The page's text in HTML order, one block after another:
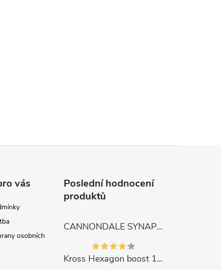
vás
osobních
Poslední hodnocení
produktů
CANNONDALE SYNAPSE CARBON 4
Kross Hexagon boost 1.0 500Wh 2023